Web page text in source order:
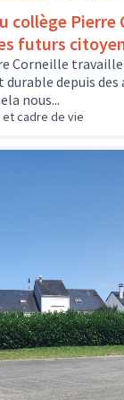
collège Pierre
futurs
Corneille
depuis des
nous...
cadre de vie